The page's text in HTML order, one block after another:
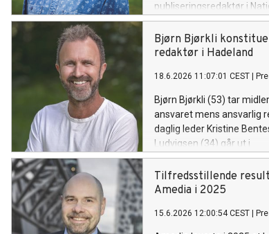
publiseringsredaktør i
ved månedsskiftet
Bjørn Bjørkli
redaktør i Hadeland
18.6.2026 11:07:01 CEST
Bjørn Bjørkli (53) tar
ansvaret mens ansvarlig
daglig leder Kristine
Ludvigsen (34) går ut i
foreldrepermisjon.
Tilfredsstillende
Amedia i 2025
15.6.2026 12:00:54 CEST